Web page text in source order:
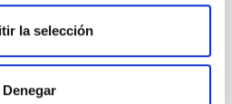
la selección
Denegar
2016 - 2019